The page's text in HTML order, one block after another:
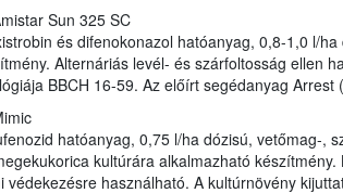
Sun 325 SC
és difenokonazol hatóanyag, 0,8-1,0 l/
Alternáriás levél- és szárfoltosság ellen
BBCH 16-59. Az előírt segédanyag Arrest
hatóanyag, 0,75 l/ha dózisú, vetőmag-,
kultúrára alkalmazható
védekezésre használható. A kultúrnövény